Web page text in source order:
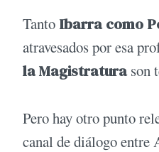
Tanto Ibarra como
atravesados por esa
la Magistraturason
Pero hay otro punto
canal de diálogo entre